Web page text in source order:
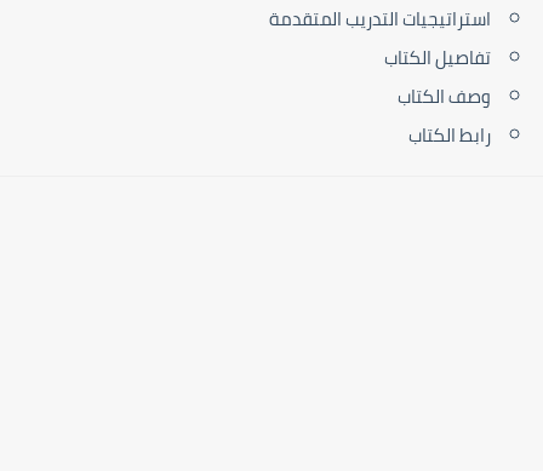
استراتيجيات التدريب المتقدمة
تفاصيل الكتاب
وصف الكتاب
رابط الكتاب